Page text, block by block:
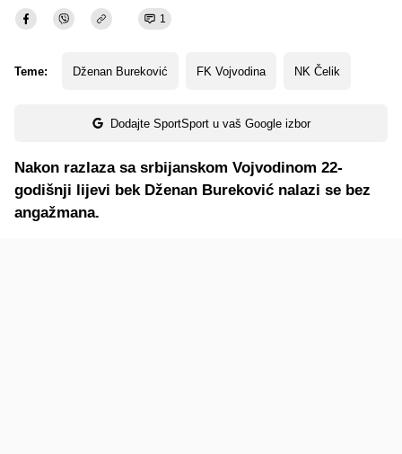
1
Teme: Dženan Bureković FK Vojvodina NK Čelik
Dodajte SportSport u vaš Google izbor
Nakon razlaza sa srbijanskom Vojvodinom 22-
godišnji lijevi bek Dženan Bureković nalazi se bez
angažmana.